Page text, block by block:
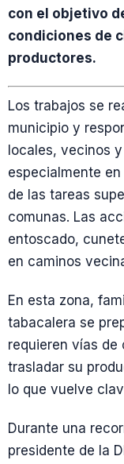
con el objetivo
condiciones de
productores.
Los trabajos se
municipio y
locales, vecinos
especialmente
de las tareas
comunas. Las
entoscado,
en caminos
En esta zona,
tabacalera se
requieren vías de
trasladar su
lo que vuelve
Durante una
presidente de la